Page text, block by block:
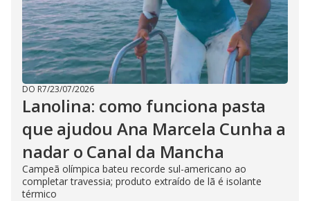
DO R7/23/07/2026
Lanolina: como funciona pasta
que ajudou Ana Marcela Cunha a
nadar o Canal da Mancha
Campeã olímpica bateu recorde sul-americano ao
completar travessia; produto extraído de lã é isolante
térmico